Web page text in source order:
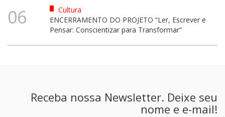
06
Cultura
ENCERRAMENTO DO PROJETO “Ler, Escrever e
Pensar: Conscientizar para Transformar”
Receba nossa Newsletter. Deixe seu
nome e e-mail!